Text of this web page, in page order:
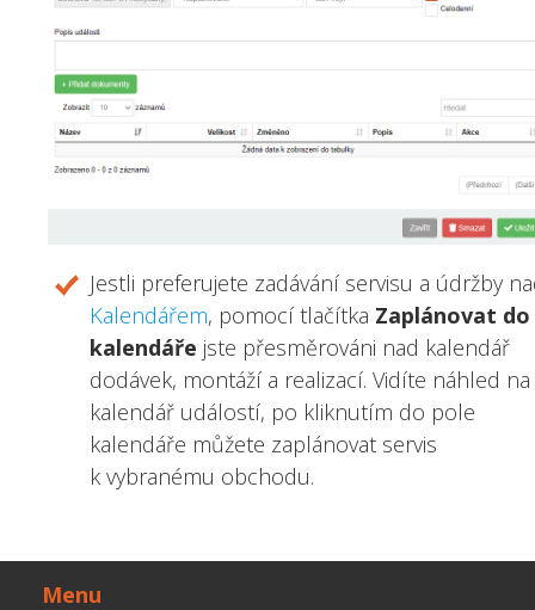
Jestli preferujete zadávání servisu a údržby
Kalendářem, pomocí tlačítka Zaplánovat do
kalendáře jste přesměrováni nad kalendář
dodávek, montáží a realizací. Vidíte náhled na
kalendář událostí, po kliknutím do pole
kalendáře můžete zaplánovat servis
k vybranému obchodu.
Menu